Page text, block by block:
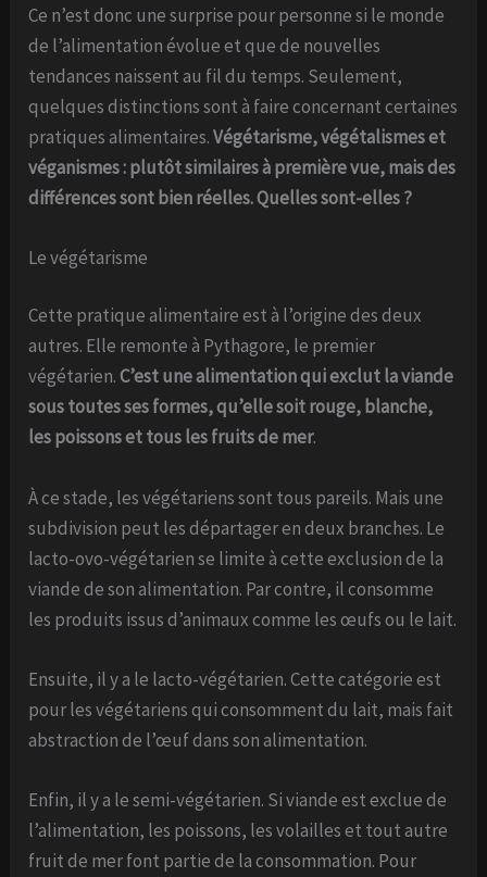
Ce n’est donc une surprise pour personne si le monde
de l’alimentation évolue et que de nouvelles
tendances naissent au fil du temps. Seulement,
quelques distinctions sont à faire concernant certaines
pratiques alimentaires.Végétarisme, végétalismes et
véganismes : plutôt similaires à première vue, mais des
différences sont bien réelles. Quelles sont-elles ?
Le végétarisme
Cette pratique alimentaire est à l’origine des deux
autres. Elle remonte à Pythagore, le premier
végétarien.C’est une alimentation qui exclut la viande
sous toutes ses formes, qu’elle soit rouge, blanche,
les poissons et tous les fruits de mer.
À ce stade, les végétariens sont tous pareils. Mais une
subdivision peut les départager en deux branches. Le
lacto-ovo-végétarien se limite à cette exclusion de la
viande de son alimentation. Par contre, il consomme
les produits issus d’animaux comme les œufs ou le lait.
Ensuite, il y a le lacto-végétarien. Cette catégorie est
pour les végétariens qui consomment du lait, mais fait
abstraction de l’œuf dans son alimentation.
Enfin, il y a le semi-végétarien. Si viande est exclue de
l’alimentation, les poissons, les volailles et tout autre
fruit de mer font partie de la consommation. Pour